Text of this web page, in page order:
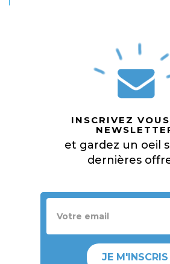
INSCRIVEZ
et gardez un oeil
dernières
JE M'INSCRIS